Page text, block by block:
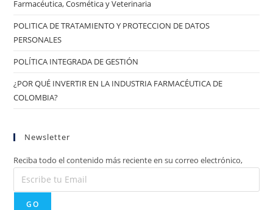
Farmacéutica, Cosmética y Veterinaria
POLITICA DE TRATAMIENTO Y PROTECCION DE DATOS
PERSONALES
POLÍTICA INTEGRADA DE GESTIÓN
¿POR QUÉ INVERTIR EN LA INDUSTRIA FARMACÉUTICA DE
COLOMBIA?
Newsletter
Reciba todo el contenido más reciente en su correo electrónico,
GO